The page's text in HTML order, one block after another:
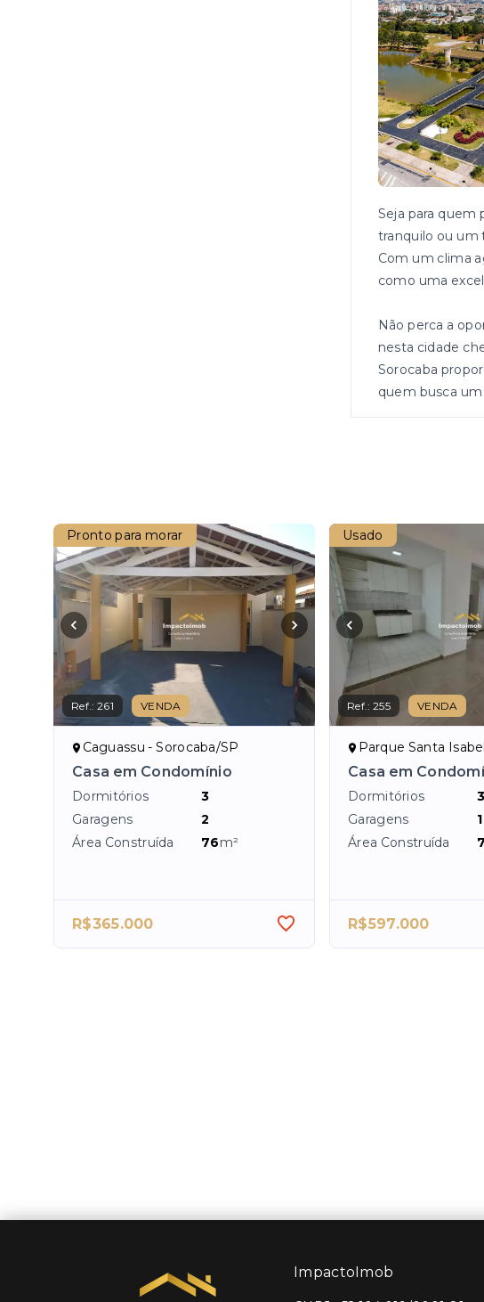
Seja para quem
tranquilo ou um
Com um clima
como uma
Não perca a
nesta cidade
Sorocaba
quem busca um
Pronto para morar
Ref.:261 VENDA
Caguassu - Sorocaba/SP
Casa em Condomínio
Dormitórios
3
Garagens
2
Área Construída
76m²
R$365.000
Usado
Ref.:255 VENDA
Parque Santa Isabel
Casa em
Dormitórios
3
Garagens
1
Área Construída
R$597.000
ImpactoImob